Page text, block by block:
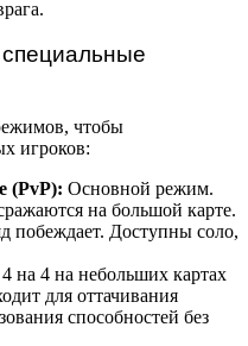
чтобы
игроков:
(PvP): Основной режим.
на большой карте.
Доступны соло,
на 4 на небольших картах
для оттачивания
способностей без